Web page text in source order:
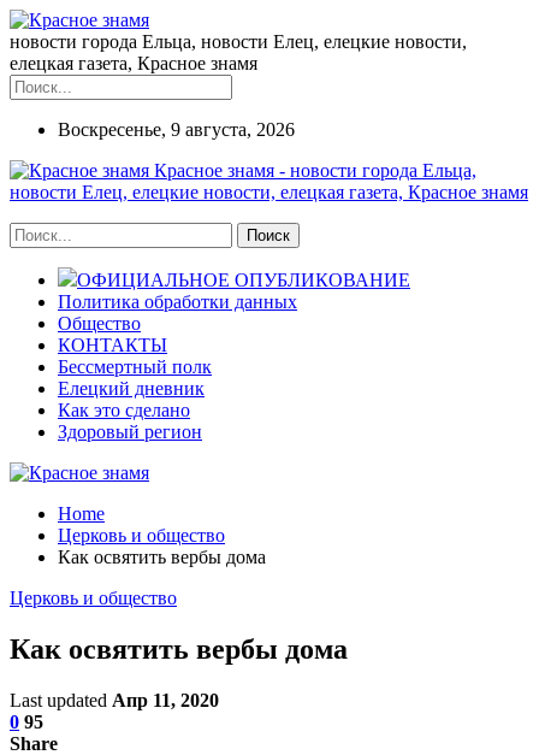
новости города Ельца, новости Елец, елецкие новости,
елецкая газета, Красное знамя
Воскресенье, 9 августа, 2026
Красное знамя - новости города Ельца,
новости Елец, елецкие новости, елецкая газета, Красное знамя
ОФИЦИАЛЬНОЕ ОПУБЛИКОВАНИЕ
Политика обработки данных
Общество
КОНТАКТЫ
Бессмертный полк
Елецкий дневник
Как это сделано
Здоровый регион
Home
Церковь и общество
Как освятить вербы дома
Церковь и общество
Как освятить вербы дома
Last updated Апр 11, 2020
0 95
Share